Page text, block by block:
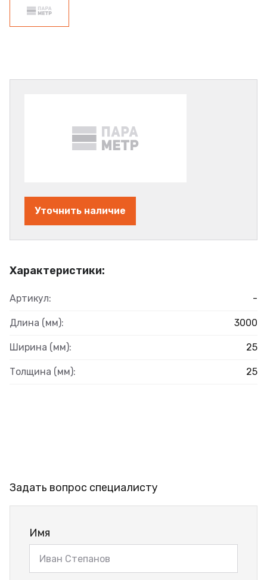
Характеристики:
Артикул: -
Длина (мм): 3000
Ширина (мм): 25
Толщина (мм): 25
Уточнить наличие
Задать вопрос специалисту
Имя